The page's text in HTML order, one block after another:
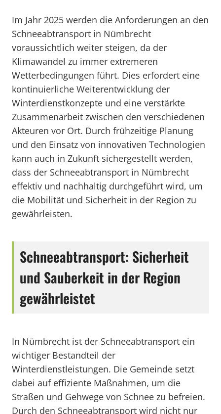
Im Jahr 2025 werden die Anforderungen an den
Schneeabtransport in Nümbrecht
voraussichtlich weiter steigen, da der
Klimawandel zu immer extremeren
Wetterbedingungen führt. Dies erfordert eine
kontinuierliche Weiterentwicklung der
Winterdienstkonzepte und eine verstärkte
Zusammenarbeit zwischen den verschiedenen
Akteuren vor Ort. Durch frühzeitige Planung
und den Einsatz von innovativen Technologien
kann auch in Zukunft sichergestellt werden,
dass der Schneeabtransport in Nümbrecht
effektiv und nachhaltig durchgeführt wird, um
die Mobilität und Sicherheit in der Region zu
gewährleisten.
Schneeabtransport: Sicherheit
und Sauberkeit in der Region
gewährleistet
In Nümbrecht ist der Schneeabtransport ein
wichtiger Bestandteil der
Winterdienstleistungen. Die Gemeinde setzt
dabei auf effiziente Maßnahmen, um die
Straßen und Gehwege von Schnee zu befreien.
Durch den Schneeabtransport wird nicht nur